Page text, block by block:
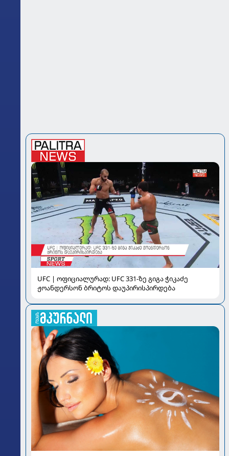
UFC | ოფიციალურად: UFC 331-ზე გიგა ჭიკაძე
ჟოანდერსონ ბრიტოს დაუპირისპირდება